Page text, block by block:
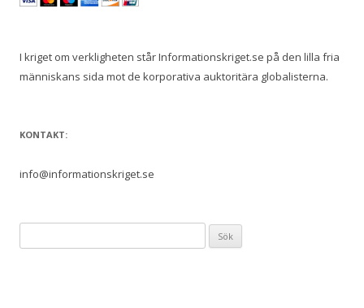
I kriget om verkligheten står Informationskriget.se på den lilla fria
människans sida mot de korporativa auktoritära globalisterna.
KONTAKT:
info@informationskriget.se
efter: